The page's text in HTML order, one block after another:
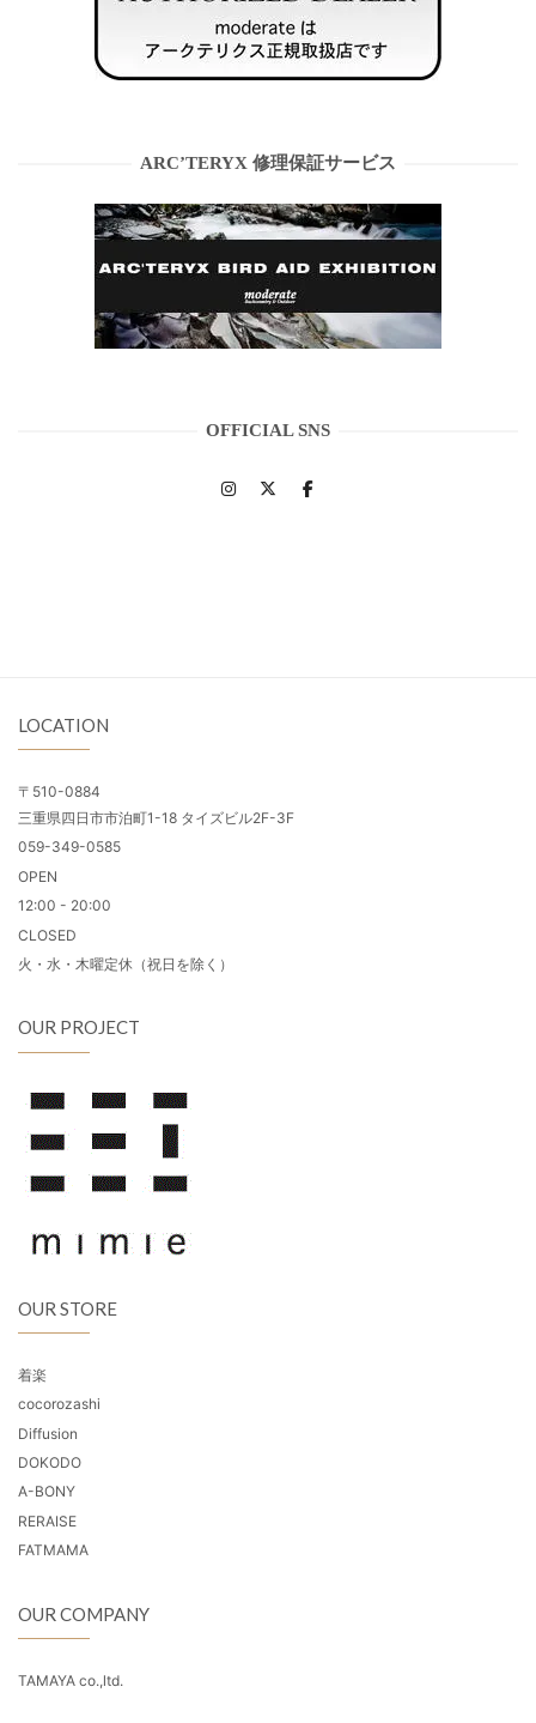
ARC’TERYX 修理保証サービス
OFFICIAL SNS
LOCATION
〒510-0884
三重県四日市市泊町1-18 タイズビル2F-3F
059-349-0585
OPEN
12:00 - 20:00
CLOSED
火・水・木曜定休（祝日を除く）
OUR PROJECT
OUR STORE
着楽
cocorozashi
Diffusion
DOKODO
A-BONY
RERAISE
FATMAMA
OUR COMPANY
TAMAYA co.,ltd.